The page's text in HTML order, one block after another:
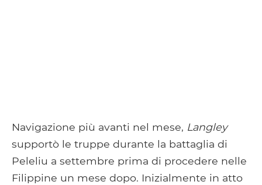
Navigazione più avanti nel mese, Langley
supportò le truppe durante la battaglia di
Peleliu a settembre prima di procedere nelle
Filippine un mese dopo. Inizialmente in atto